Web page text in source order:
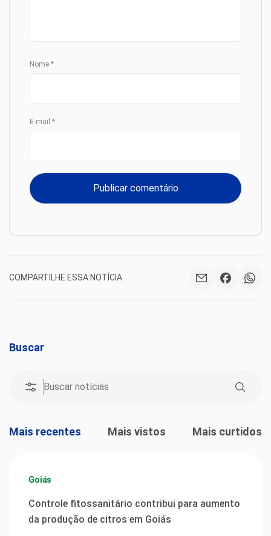
Nome *
E-mail *
COMPARTILHE ESSA NOTÍCIA
Buscar
Mais recentes Mais vistos Mais curtidos
Goiás
Controle fitossanitário contribui para aumento
da produção de citros em Goiás